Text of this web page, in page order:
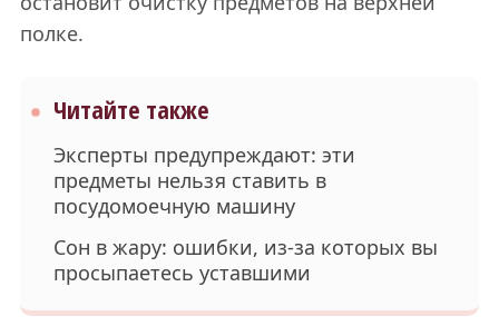
полке.
Читайте также
Эксперты предупреждают: эти
предметы нельзя ставить в
посудомоечную машину
Сон в жару: ошибки, из-за которых вы
просыпаетесь уставшими